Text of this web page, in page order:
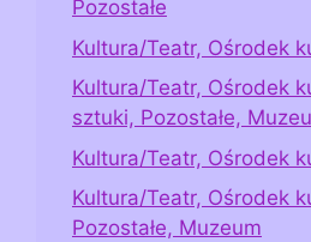
Pozostałe
Kultura/Teatr, Ośrodek
Kultura/Teatr, Ośrodek
sztuki, Pozostałe,
Kultura/Teatr, Ośrodek
Kultura/Teatr, Ośrodek
Pozostałe, Muzeum